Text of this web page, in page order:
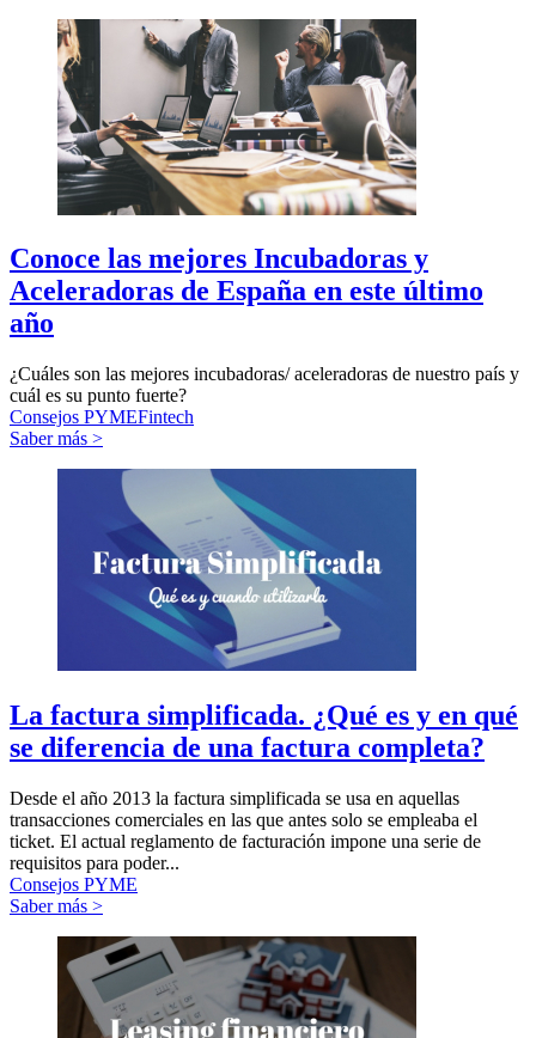
Conoce las mejores Incubadoras y
Aceleradoras de España en este último
año
¿Cuáles son las mejores incubadoras/ aceleradoras de nuestro país y
cuál es su punto fuerte?
Consejos PYMEFintech
Saber más >
La factura simplificada. ¿Qué es y en qué
se diferencia de una factura completa?
Desde el año 2013 la factura simplificada se usa en aquellas
transacciones comerciales en las que antes solo se empleaba el
ticket. El actual reglamento de facturación impone una serie de
requisitos para poder...
Consejos PYME
Saber más >